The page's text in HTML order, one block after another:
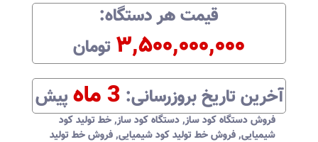
قیمت هردستگاه:‌
۳,۵۰۰,۰۰۰,۰۰۰ تومان
آخرین تاریخ بروزرسانی:‌ 3 ماه پیش
فروش دستگاه کود ساز,دستگاه کود ساز,خط تولید کود
شیمیایی,فروش خط تولید کود شیمیایی,فروش خط تولید